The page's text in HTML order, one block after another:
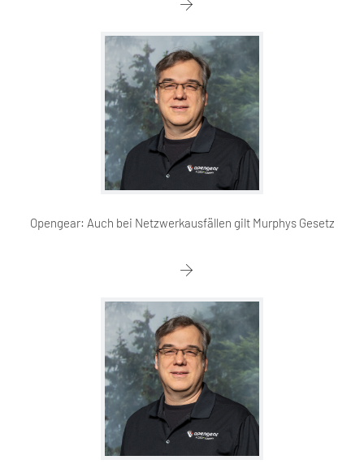
Opengear: Auch bei Netzwerkausfällen gilt Murphys Gesetz